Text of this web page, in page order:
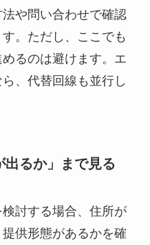
や問い合わせで確認
。ただし、ここでも
るのは避けます。エ
、代替回線も並行し
るか」まで見る
討する場合、住所が
供形態があるかを確